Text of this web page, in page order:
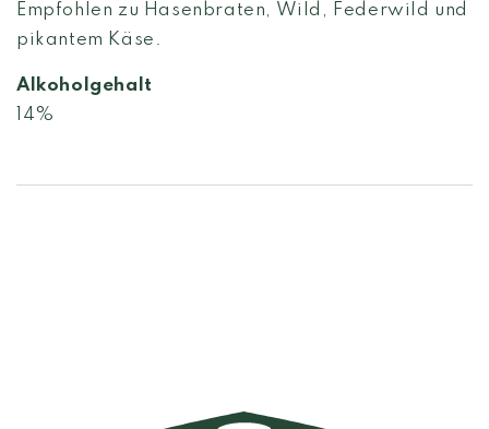
Empfohlen zu Hasenbraten, Wild, Federwild und
pikantem Käse.
Alkoholgehalt
14%